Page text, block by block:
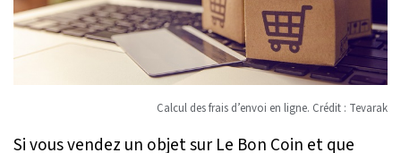
Calcul des frais d’envoi en ligne. Crédit : Tevarak
Si vous vendez un objet sur Le Bon Coin et que